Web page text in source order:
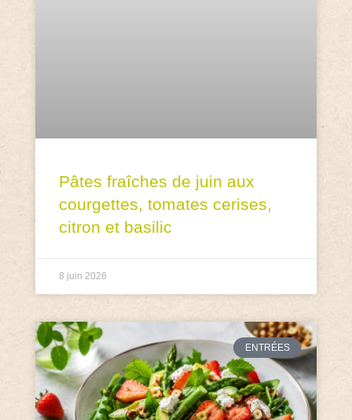
Pâtes fraîches de juin aux
courgettes, tomates cerises,
citron et basilic
8 juin 2026
ENTRÉES